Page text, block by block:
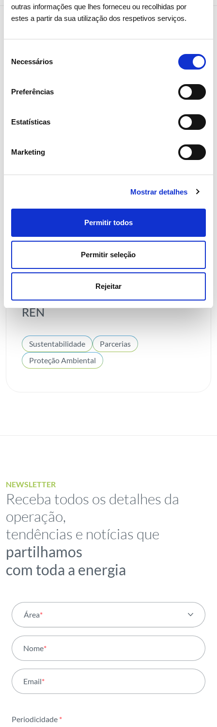
outras informações que lhes forneceu ou recolhidas por
estes a partir da sua utilização dos respetivos serviços.
Necessários
Preferências
Estatísticas
Marketing
Mostrar detalhes
Permitir todos
Permitir seleção
Rejeitar
Notícias relacionadas
01 ABRIL 2026
Proteção de aves ameaçadas une
Fundação da Casa de Bragança e
REN
Sustentabilidade
Parcerias
Proteção Ambiental
NEWSLETTER
Receba todos os detalhes da
operação,
tendências e notícias que
partilhamos
com toda a energia
Área*
Atividade
Institucional
Inovação
Nome*
Email*
Periodicidade *